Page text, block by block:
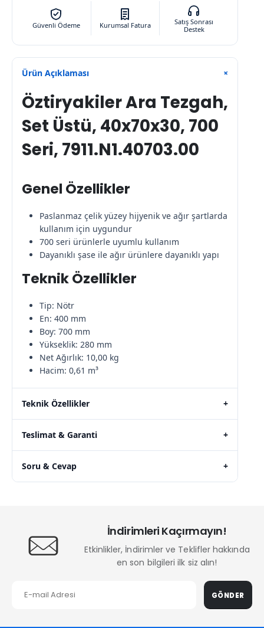
Güvenli Ödeme Kurumsal Fatura
Satış Sonrası
Destek
Ürün Açıklaması +
Öztiryakiler Ara Tezgah,
Set Üstü, 40x70x30, 700
Seri, 7911.N1.40703.00
Genel Özellikler
Paslanmaz çelik yüzey hijyenik ve ağır şartlarda
kullanım için uygundur
700 seri ürünlerle uyumlu kullanım
Dayanıklı şase ile ağır ürünlere dayanıklı yapı
Teknik Özellikler
Tip: Nötr
En: 400 mm
Boy: 700 mm
Yükseklik: 280 mm
Net Ağırlık: 10,00 kg
Hacim: 0,61 m³
Teknik Özellikler +
Teslimat & Garanti +
Soru & Cevap +
İndirimleri Kaçırmayın!
Etkinlikler, İndirimler ve Teklifler hakkında
en son bilgileri ilk siz alın!
GÖNDER